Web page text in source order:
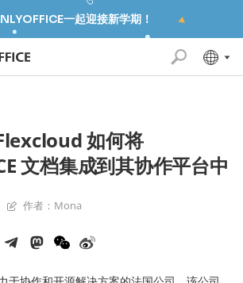
一起迎接新学期！
如何将
文档集成到其协作平台中
作者：Mona